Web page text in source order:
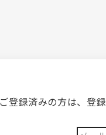
ご登録済みの方は、登